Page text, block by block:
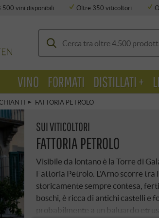
vini disponibili Oltre 350 viticoltori
FATTORIA PETROLO
SUI VITICOLTORI
FATTORIA PETROLO
Visibile da lontano è la Torre di
Fattoria Petrolo. L'Arno scorre tra
storicamente sempre contesa,
boschi, è ricca di antichi castelli e
probabilmente a un baluardo
VINO FORMATI DISTILLATI +